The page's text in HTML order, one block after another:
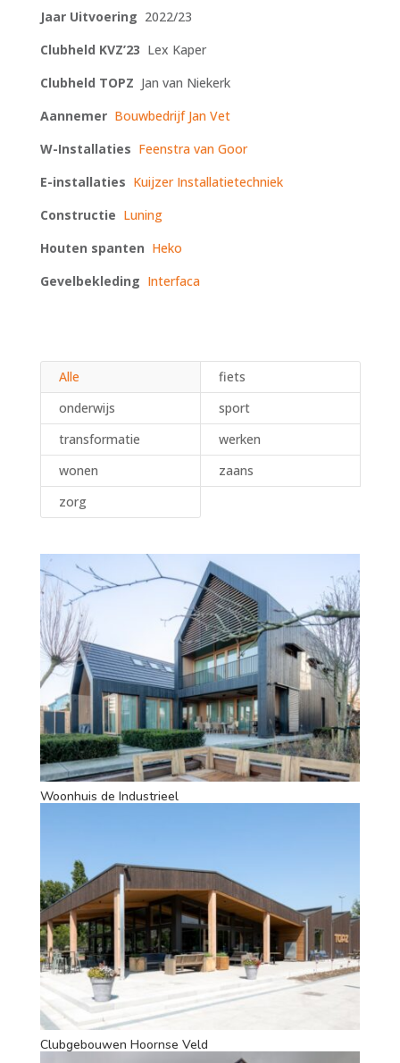
Jaar Uitvoering 2022/23
Clubheld KVZ’23 Lex Kaper
Clubheld TOPZ Jan van Niekerk
Aannemer Bouwbedrijf Jan Vet
W-Installaties Feenstra van Goor
E-installaties Kuijzer Installatietechniek
Constructie Luning
Houten spanten Heko
Gevelbekleding Interfaca
Alle
fiets
onderwijs
sport
transformatie
werken
wonen
zaans
zorg
Woonhuis de Industrieel
Clubgebouwen Hoornse Veld